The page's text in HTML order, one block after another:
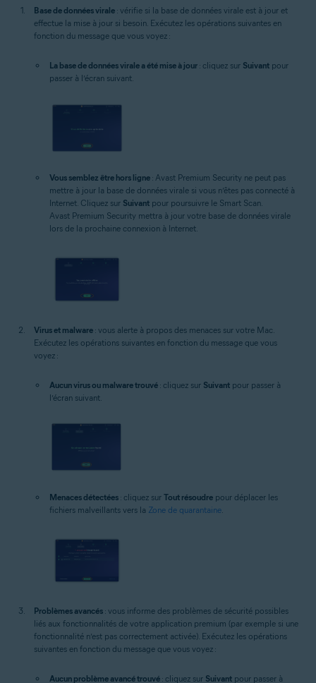
Base de données virale : vérifie si la base de données virale est à jour et
effectue la mise à jour si besoin. Exécutez les opérations suivantes en
fonction du message que vous voyez :
La base de données virale a été mise à jour : cliquez sur Suivant pour
passer à l’écran suivant.
Vous semblez être hors ligne : Avast Premium Security ne peut pas
mettre à jour la base de données virale si vous n’êtes pas connecté à
Internet. Cliquez sur Suivant pour poursuivre le Smart Scan.
Avast Premium Security mettra à jour votre base de données virale
lors de la prochaine connexion à Internet.
Virus et malware : vous alerte à propos des menaces sur votre Mac.
Exécutez les opérations suivantes en fonction du message que vous
voyez :
Aucun virus ou malware trouvé : cliquez sur Suivant pour passer à
l’écran suivant.
Menaces détectées : cliquez sur Tout résoudre pour déplacer les
fichiers malveillants vers la Zone de quarantaine
Problèmes avancés : vous informe des problèmes de sécurité possibles
liés aux fonctionnalités de votre application premium (par exemple si une
fonctionnalité n’est pas correctement activée). Exécutez les opérations
suivantes en fonction du message que vous voyez :
Aucun problème avancé trouvé : cliquez sur Suivant pour passer à